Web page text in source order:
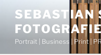
Inhalt
springen
SEBASTIAN
Portrait | Business | Print |